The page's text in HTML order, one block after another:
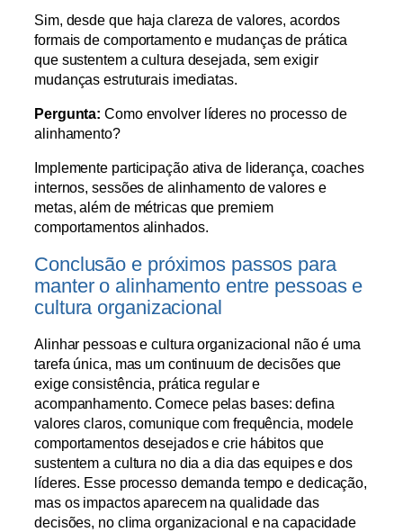
Sim, desde que haja clareza de valores, acordos
formais de comportamento e mudanças de prática
que sustentem a cultura desejada, sem exigir
mudanças estruturais imediatas.
Pergunta: Como envolver líderes no processo de
alinhamento?
Implemente participação ativa de liderança, coaches
internos, sessões de alinhamento de valores e
metas, além de métricas que premiem
comportamentos alinhados.
Conclusão e próximos passos para
manter o alinhamento entre pessoas e
cultura organizacional
Alinhar pessoas e cultura organizacional não é uma
tarefa única, mas um continuum de decisões que
exige consistência, prática regular e
acompanhamento. Comece pelas bases: defina
valores claros, comunique com frequência, modele
comportamentos desejados e crie hábitos que
sustentem a cultura no dia a dia das equipes e dos
líderes. Esse processo demanda tempo e dedicação,
mas os impactos aparecem na qualidade das
decisões, no clima organizacional e na capacidade